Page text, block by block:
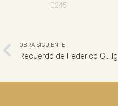
D245
OBRA SIGUIENTE